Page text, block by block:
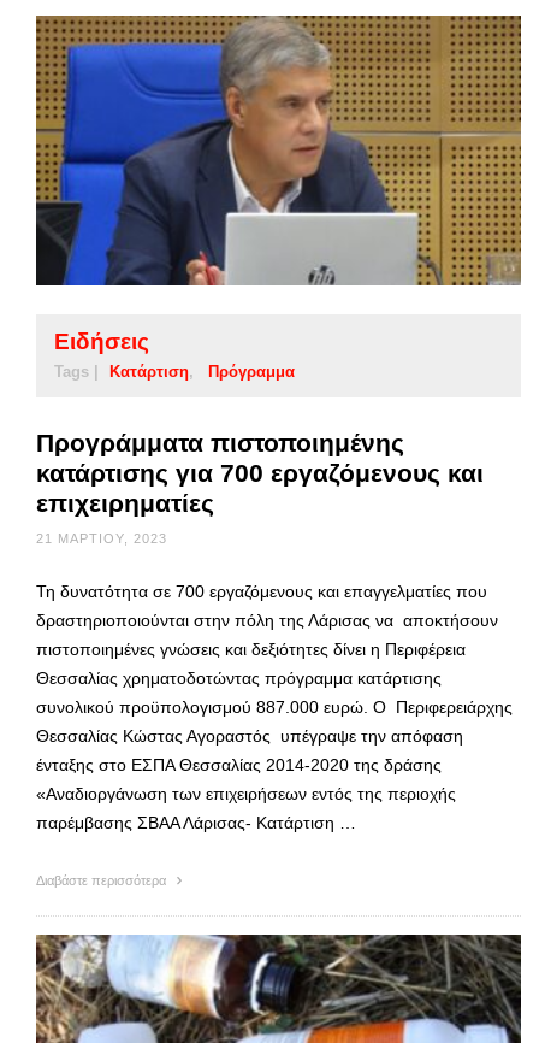
Ειδήσεις
Tags | Κατάρτιση Πρόγραμμα
Προγράμματα πιστοποιημένης
κατάρτισης για 700 εργαζόμενους και
επιχειρηματίες
21 ΜΑΡΤΊΟΥ, 2023
Τη δυνατότητα σε 700 εργαζόμενους και επαγγελματίες που
δραστηριοποιούνται στην πόλη της Λάρισας να αποκτήσουν
πιστοποιημένες γνώσεις και δεξιότητες δίνει η Περιφέρεια
Θεσσαλίας χρηματοδοτώντας πρόγραμμα κατάρτισης
συνολικού προϋπολογισμού 887.000 ευρώ. Ο Περιφερειάρχης
Θεσσαλίας Κώστας Αγοραστός υπέγραψε την απόφαση
ένταξης στο ΕΣΠΑ Θεσσαλίας 2014-2020 της δράσης
«Αναδιοργάνωση των επιχειρήσεων εντός της περιοχής
παρέμβασης ΣΒΑΑ Λάρισας- Κατάρτιση …
Διαβάστε περισσότερα